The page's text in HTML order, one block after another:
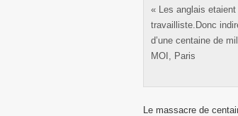
« Les anglais
travailliste.Donc
d’une centaine de
MOI, Paris
Le massacre de